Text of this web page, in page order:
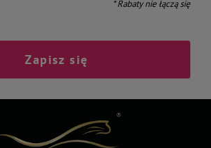
* Rabaty nie łączą się
Zapisz się